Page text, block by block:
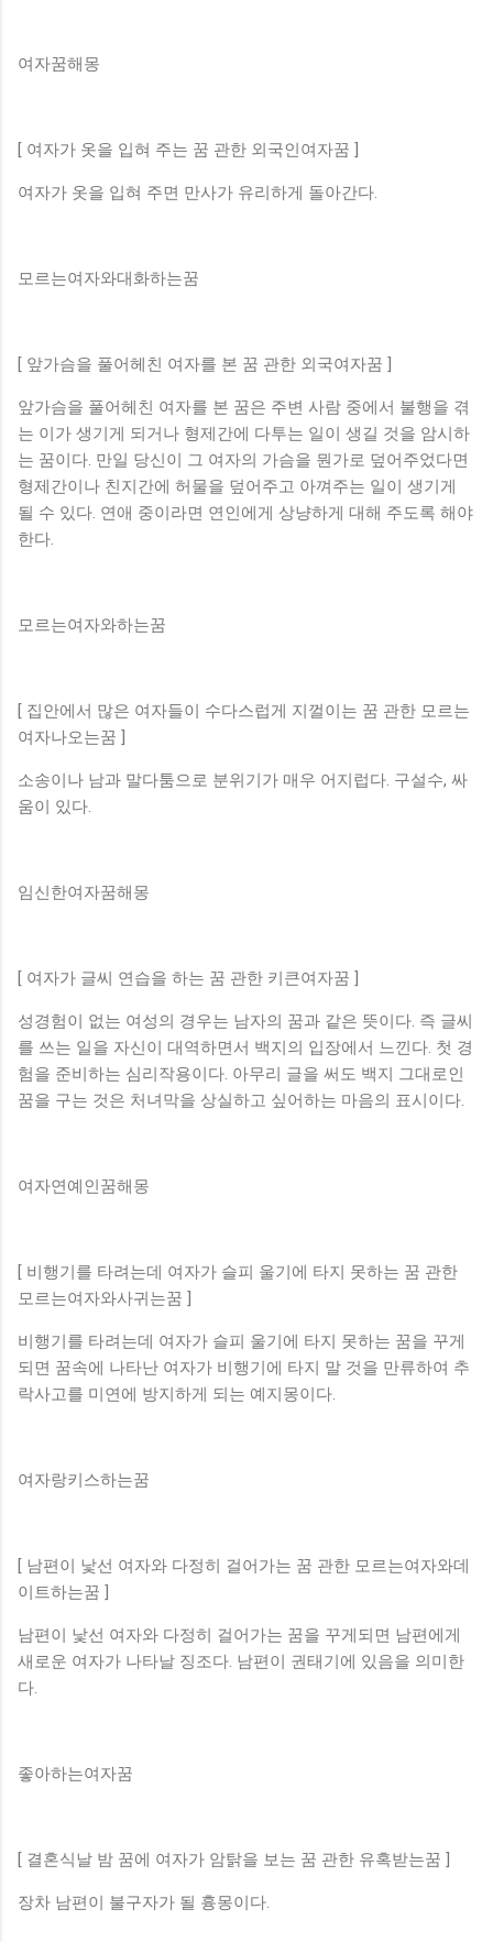
여자꿈해몽
[ 여자가 옷을 입혀 주는 꿈 관한 외국인여자꿈 ]
여자가 옷을 입혀 주면 만사가 유리하게 돌아간다.
모르는여자와대화하는꿈
[ 앞가슴을 풀어헤친 여자를 본 꿈 관한 외국여자꿈 ]
앞가슴을 풀어헤친 여자를 본 꿈은 주변 사람 중에서 불행을 겪
는 이가 생기게 되거나 형제간에 다투는 일이 생길 것을 암시하
는 꿈이다. 만일 당신이 그 여자의 가슴을 뭔가로 덮어주었다면
형제간이나 친지간에 허물을 덮어주고 아껴주는 일이 생기게
될 수 있다. 연애 중이라면 연인에게 상냥하게 대해 주도록 해야
한다.
모르는여자와하는꿈
[ 집안에서 많은 여자들이 수다스럽게 지껄이는 꿈 관한 모르는
여자나오는꿈 ]
소송이나 남과 말다툼으로 분위기가 매우 어지럽다. 구설수, 싸
움이 있다.
임신한여자꿈해몽
[ 여자가 글씨 연습을 하는 꿈 관한 키큰여자꿈 ]
성경험이 없는 여성의 경우는 남자의 꿈과 같은 뜻이다. 즉 글씨
를 쓰는 일을 자신이 대역하면서 백지의 입장에서 느낀다. 첫 경
험을 준비하는 심리작용이다. 아무리 글을 써도 백지 그대로인
꿈을 구는 것은 처녀막을 상실하고 싶어하는 마음의 표시이다.
여자연예인꿈해몽
[ 비행기를 타려는데 여자가 슬피 울기에 타지 못하는 꿈 관한
모르는여자와사귀는꿈 ]
비행기를 타려는데 여자가 슬피 울기에 타지 못하는 꿈을 꾸게
되면 꿈속에 나타난 여자가 비행기에 타지 말 것을 만류하여 추
락사고를 미연에 방지하게 되는 예지몽이다.
여자랑키스하는꿈
[ 남편이 낯선 여자와 다정히 걸어가는 꿈 관한 모르는여자와데
이트하는꿈 ]
남편이 낯선 여자와 다정히 걸어가는 꿈을 꾸게되면 남편에게
새로운 여자가 나타날 징조다. 남편이 권태기에 있음을 의미한
다.
좋아하는여자꿈
[ 결혼식날 밤 꿈에 여자가 암탉을 보는 꿈 관한 유혹받는꿈 ]
장차 남편이 불구자가 될 흉몽이다.